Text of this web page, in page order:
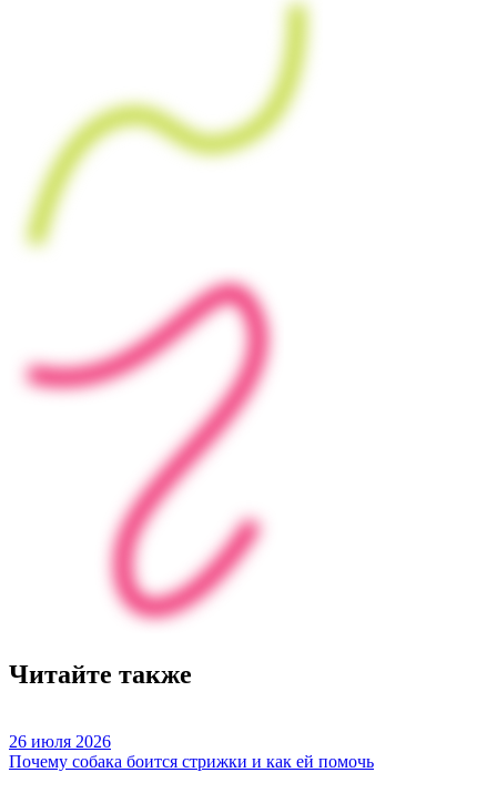
Читайте также
26 июля 2026
Почему собака боится стрижки и как ей помочь